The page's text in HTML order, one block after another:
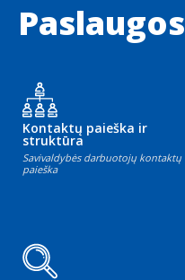
Paslaugos
Kontaktų paieška ir
struktūra
Savivaldybės darbuotojų kontaktų
paieška